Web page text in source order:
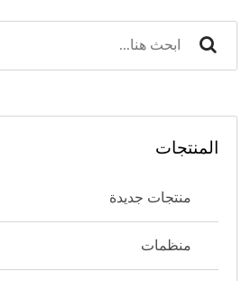
المنتجات
منتجات جديدة
منظمات